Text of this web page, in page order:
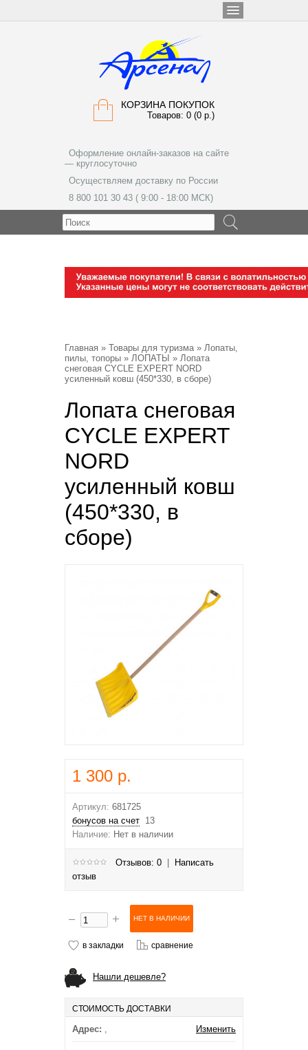
КОРЗИНА ПОКУПОК
Товаров: 0 (0 р.)
Оформление онлайн-заказов на сайте
— круглосуточно
Осуществляем доставку по России
8 800 101 30 43 ( 9:00 - 18:00 МСК)
Главная » Товары для туризма» Лопаты,
пилы, топоры » ЛОПАТЫ » Лопата
снеговая CYCLE EXPERT NORD
усиленный ковш (450*330, в сборе)
Лопата снеговая
CYCLE EXPERT
NORD
усиленный ковш
(450*330, в
сборе)
1 300 р.
Артикул: 681725
бонусов на счет 13
Наличие: Нет в наличии
Отзывов: 0
Написать
отзыв
в закладки сравнение
Нашли дешевле?
СТОИМОСТЬ ДОСТАВКИ
Адрес: , Изменить